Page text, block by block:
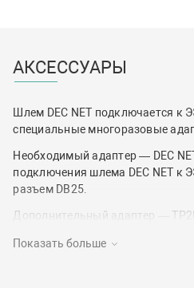
АКСЕССУАРЫ
Шлем DEC NET подключается к
специальные многоразовые
Необходимый адаптер — DEC
подключения шлема DEC NET к
разъем DB25.
Дополнительный адаптер —
разъемом DB25 к любому ЭЭГ-
Показать больше